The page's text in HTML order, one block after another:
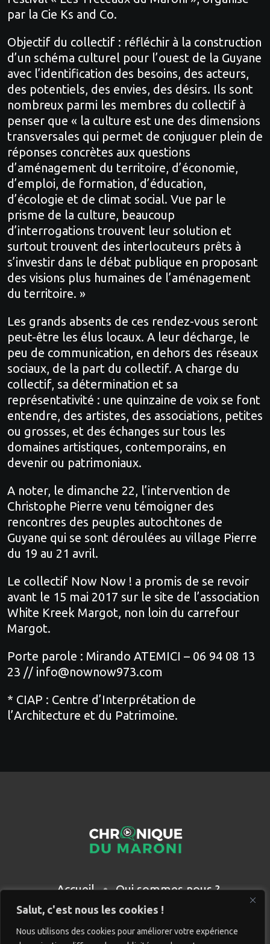
Salut, c'est nous les cookies !
Nous utilisons des cookies pour améliorer votre expérience
par la Cie Ks and Co.
Objectif du collectif : réfléchir à la construction
d’un schéma culturel pour l’ouest de la Guyane
avec l’identification des besoins, des acteurs,
des potentiels, des envies, des désirs. Ils sont
nombreux parmi les membres du collectif à
penser que « la culture est une des dimensions
transversales qui permet de conjuguer plein de
réponses concrètes aux questions
d’aménagement du territoire, d’économie,
d’emploi, de formation, d’éducation,
d’écologie et de climat social. Vue par le
prisme de la culture, beaucoup
d’interrogations trouvent leur solution et
surtout trouvent des interlocuteurs prêts à
s’investir dans le débat publique en proposant
des visions plus humaines de l’aménagement
du territoire. »
Les grands absents de ces rendez-vous seront
peut-être les élus locaux. A leur décharge, le
peu de communication, en dehors des réseaux
sociaux, de la part du collectif. A charge du
collectif, sa détermination et sa
représentativité : une quinzaine de voix se font
entendre, des artistes, des associations, petites
ou grosses, et des échanges sur tous les
domaines artistiques, contemporains, en
devenir ou patrimoniaux.
A noter, le dimanche 22, l’intervention de
Christophe Pierre venu témoigner des
rencontres des peuples autochtones de
Guyane qui se sont déroulées au village Pierre
du 19 au 21 avril.
Le collectif Now Now ! a promis de se revoir
avant le 15 mai 2017 sur le site de l’association
White Kreek Margot, non loin du carrefour
Margot.
Porte parole : Mirando ATEMICI – 06 94 08 13
23 // info@nownow973.com
* CIAP : Centre d’Interprétation de
l’Architecture et du Patrimoine.
Accueil
Qui sommes nous ?
Partenaires
Contact